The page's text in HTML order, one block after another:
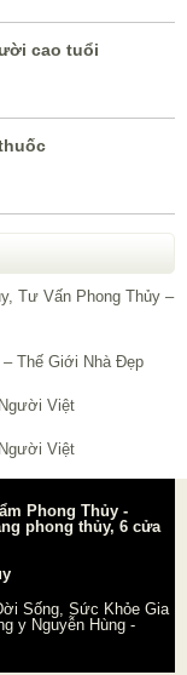
cao tuổi
Phong Thủy -
phong thủy, 6 cửa
Sống, Sức Khỏe Gia
y Nguyễn Hùng-